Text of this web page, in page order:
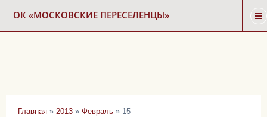
ОК «МОСКОВСКИЕ ПЕРЕСЕЛЕНЦЫ»
Главная » 2013 » Февраль » 15